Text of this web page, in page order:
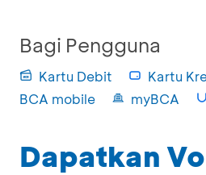
Bagi Pengguna
Kartu Debit Kartu
BCA mobile
myBCA
Dapatkan